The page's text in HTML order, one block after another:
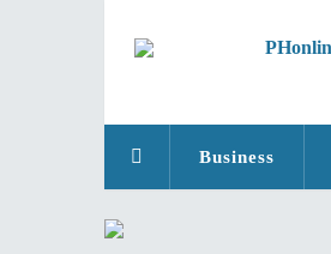
Business